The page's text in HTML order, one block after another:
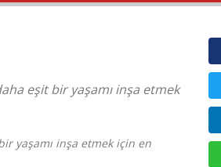
eşit bir yaşamı inşa etmek
yaşamı inşa etmek için en